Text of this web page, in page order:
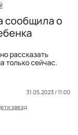
сообщила о
рассказать
только сейчас.
31.05.2023 / 11:00
звезд